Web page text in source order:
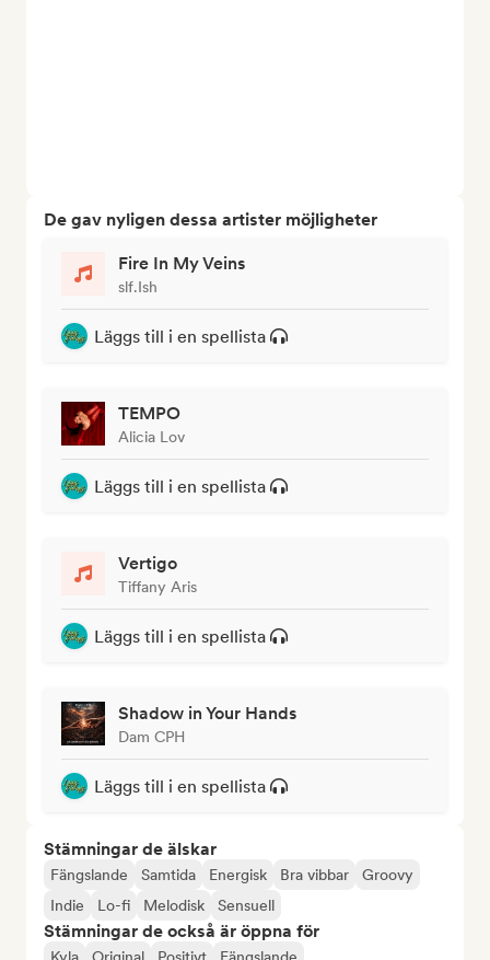
De gav nyligen dessa artister möjligheter
Fire In My Veins
slf.Ish
Läggs till i en spellista
TEMPO
Alicia Lov
Läggs till i en spellista
Vertigo
Tiffany Aris
Läggs till i en spellista
Shadow in Your Hands
Dam CPH
Läggs till i en spellista
Stämningar de älskar
Fängslande Samtida Energisk Bra vibbar
Groovy
Indie
Lo-fi Melodisk Sensuell
Stämningar de också är öppna för